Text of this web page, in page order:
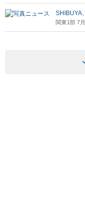
SHIBUYA
関東1部 7